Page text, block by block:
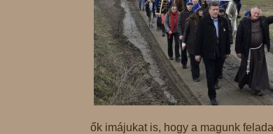
ők imájukat is, hogy a magunk